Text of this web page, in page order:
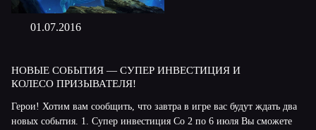
01.07.2016
НОВЫЕ СОБЫТИЯ — СУПЕР ИНВЕСТИЦИЯ И
КОЛЕСО ПРИЗЫВАТЕЛЯ!
Герои! Хотим вам сообщить, что завтра в игре вас будут ждать два
новых события. 1. Супер инвестиция Со 2 по 6 июля Вы сможете